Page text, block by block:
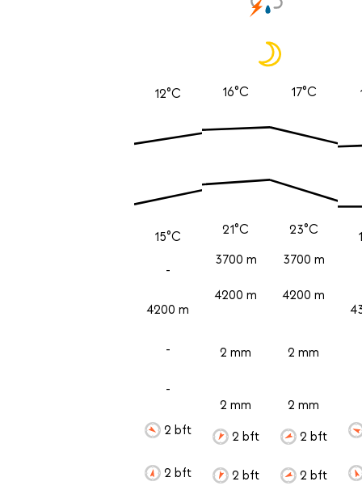
12°C
15°C
-
4200 m
-
-
2 bft
2 bft
16°C
21°C
3700 m
4200 m
2 mm
2 mm
2 bft
2 bft
17°C
23°C
3700 m
4200 m
2 mm
2 mm
2 bft
2 bft